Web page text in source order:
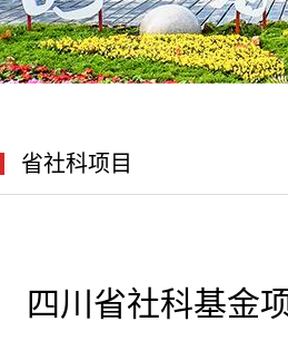
省社科项目
四川省社科基金